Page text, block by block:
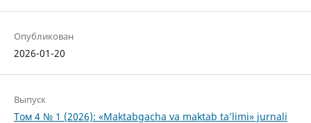
Опубликован
2026-01-20
Выпуск
Том 4 № 1 (2026): «Maktabgacha va maktab ta’limi» jurnali